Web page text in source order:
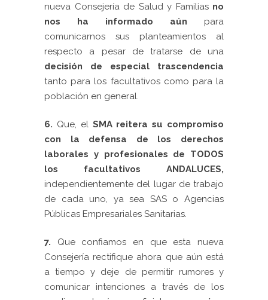
nueva Consejería de Salud y Familias no
nos ha informado aún para
comunicarnos sus planteamientos al
respecto a pesar de tratarse de una
decisión de especial trascendencia
tanto para los facultativos como para la
población en general.
6. Que, el SMA reitera su compromiso
con la defensa de los derechos
laborales y profesionales de TODOS
los facultativos ANDALUCES,
independientemente del lugar de trabajo
de cada uno, ya sea SAS o Agencias
Públicas Empresariales Sanitarias.
7. Que confiamos en que esta nueva
Consejería rectifique ahora que aún está
a tiempo y deje de permitir rumores y
comunicar intenciones a través de los